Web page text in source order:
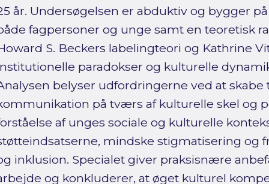
år. Undersøgelsen er abduktiv og bygger
fagpersoner og unge samt en teoretisk
S. Beckers labelingteori og Kathrine
paradokser og kulturelle
belyser udfordringerne ved at
på tværs af kulturelle skel og
af unges sociale og kulturelle
mindske stigmatisering og
inklusion. Specialet giver praksisnære
og konkluderer, at øget kulturel